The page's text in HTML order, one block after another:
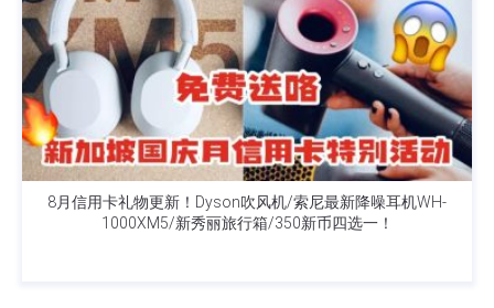
8月信用卡礼物更新！Dyson吹风机/索尼最新降噪耳机WH-
1000XM5/新秀丽旅行箱/350新币四选一！